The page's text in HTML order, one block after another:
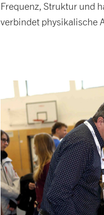
Frequenz, Struktur und
verbindet physikalische